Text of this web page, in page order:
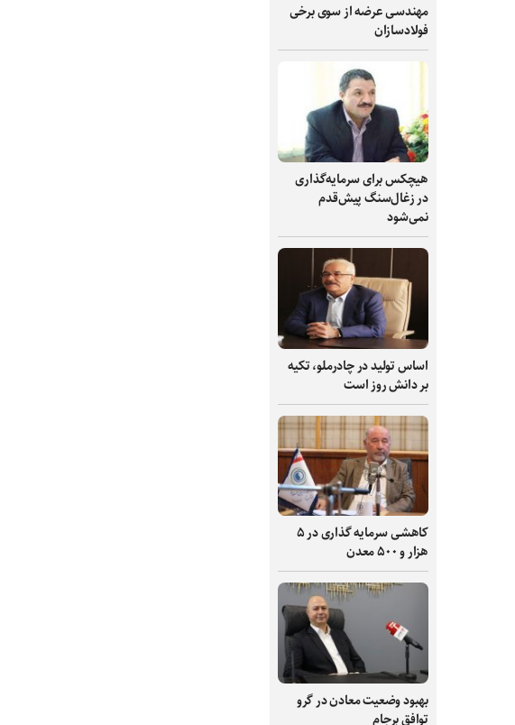
مهندسی عرضه از سوی برخی
فولادسازان
هیچکس برای سرمایه‌گذاری
در زغال‌سنگ پیش‌قدم
نمی‌شود
اساس تولید در چادرملو، تکیه
بر دانش‌ روز است
کاهشی سرمایه گذاری در ۵
هزار و ۵۰۰ معدن
بهبود وضعیت معادن در گرو
توافق برجام